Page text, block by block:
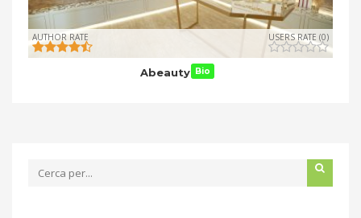
AUTHOR RATE USERS RATE (0)
Abeauty Bio